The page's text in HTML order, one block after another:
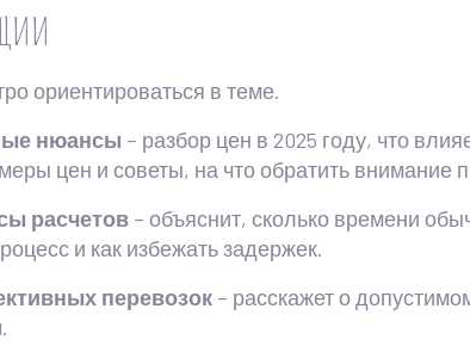
ориентироваться в теме.
нюансы – разбор цен в 2025 году, что
цен и советы, на что обратить внимание
расчетов – объяснит, сколько времени
и как избежать задержек.
перевозок – расскажет о